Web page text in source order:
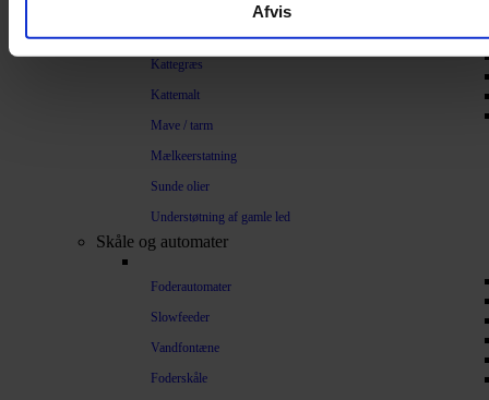
Afvis
Energiboost
Kattegræs
Kattemalt
Mave / tarm
Mælkeerstatning
Sunde olier
Understøtning af gamle led
Skåle og automater
Foderautomater
Slowfeeder
Vandfontæne
Foderskåle